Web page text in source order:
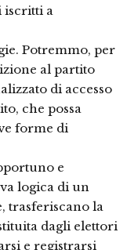
iscritti a
Potremmo, per
al partito
di accesso
che possa
forme di
e
logica di un
trasferiscano la
dagli elettori
e registrarsi